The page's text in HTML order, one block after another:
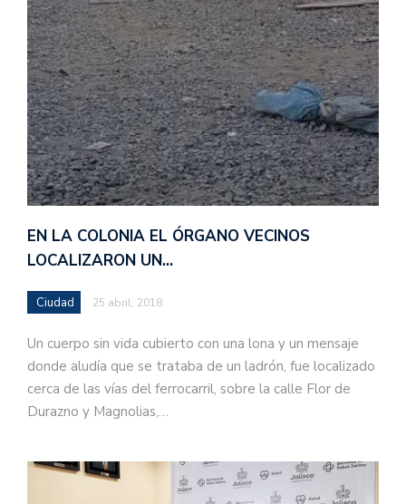
EN LA COLONIA EL ÓRGANO VECINOS
LOCALIZARON UN…
Ciudad 25 abril, 2018
Un cuerpo sin vida cubierto con una lona y un mensaje
donde aludía que se trataba de un ladrón, fue localizado
cerca de las vías del ferrocarril, sobre la calle Flor de
Durazno y Magnolias,…